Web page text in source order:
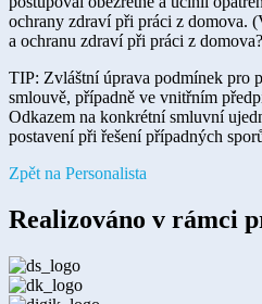
ochrany zdraví při práci z domova.
a ochranu zdraví při práci z
TIP: Zvláštní úprava podmínek pro
smlouvě, případně ve vnitřním
Odkazem na konkrétní smluvní
postavení při řešení případných
Zpět na Personalista
Realizováno v rámci